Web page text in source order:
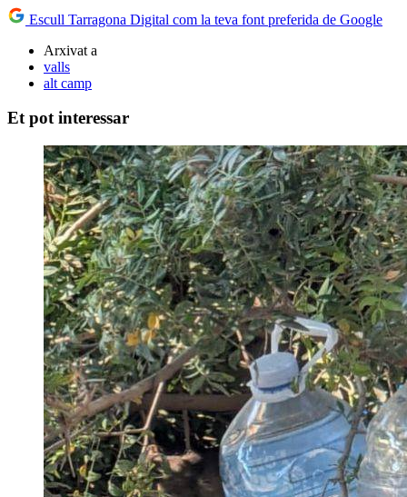
Escull Tarragona Digital com la teva font preferida de Google
Arxivat a
valls
alt camp
Et pot interessar